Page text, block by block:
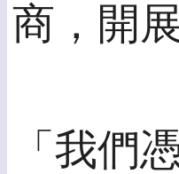
商，開
「我們